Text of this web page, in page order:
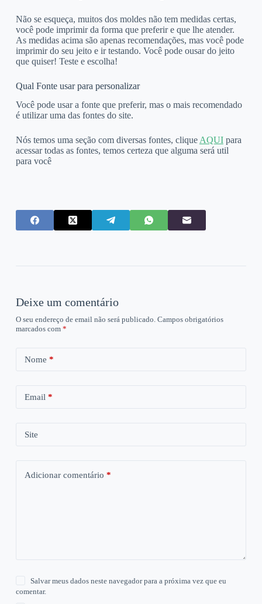
Não se esqueça, muitos dos moldes não tem medidas certas,
você pode imprimir da forma que preferir e que lhe atender.
As medidas acima são apenas recomendações, mas você pode
imprimir do seu jeito e ir testando. Você pode ousar do jeito
que quiser! Teste e escolha!
Qual Fonte usar para personalizar
Você pode usar a fonte que preferir, mas o mais recomendado
é utilizar uma das fontes do site.
Nós temos uma seção com diversas fontes, clique AQUIpara
acessar todas as fontes, temos certeza que alguma será util
para você
Deixe um comentário
O seu endereço de email não será publicado. Campos obrigatórios
marcados com *
Nome *
Email *
Site
Adicionar comentário *
Salvar meus dados neste navegador para a próxima vez que eu
comentar.